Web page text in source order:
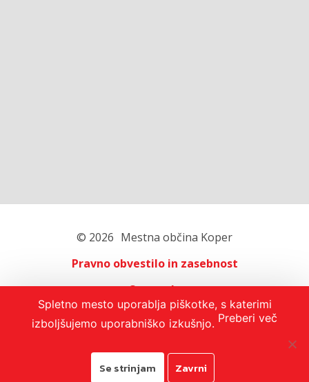
© 2026 Mestna občina Koper
Pravno obvestilo in zasebnost
O portalu
Oglaševanje
Avtorji: Emigma
Spletno mesto uporablja piškotke, s katerimi
izboljšujemo uporabniško izkušnjo. Preberi več
Se strinjam Zavrni